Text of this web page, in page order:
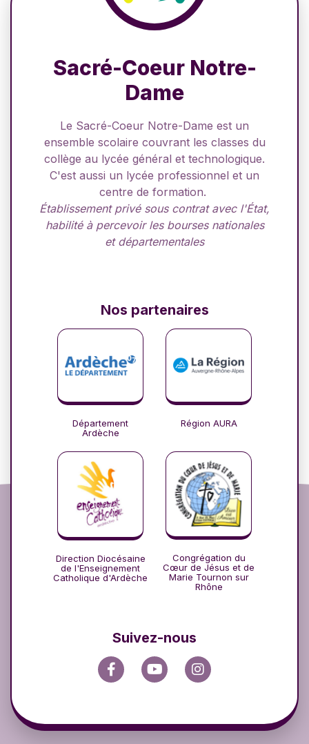
Sacré-Coeur Notre-
Dame
Le Sacré-Coeur Notre-Dame est un
ensemble scolaire couvrant les classes du
collège au lycée général et technologique.
C'est aussi un lycée professionnel et un
centre de formation.
Établissement privé sous contrat avec l'État,
habilité à percevoir les bourses nationales
et départementales
Suivez-nous
Nos partenaires
Département
Ardèche
Région AURA
Direction Diocésaine
de l'Enseignement
Catholique d'Ardèche
Congrégation du
Cœur de Jésus et de
Marie Tournon sur
Rhône